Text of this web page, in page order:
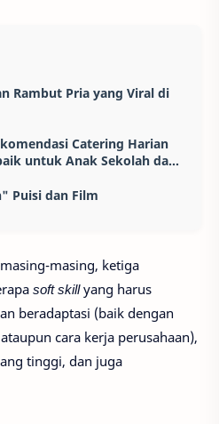
Rambut Pria yang Viral di
Catering Harian
untuk Anak Sekolah dan
Puisi dan Film
masing, ketiga
soft skillyang harus
beradaptasi (baik dengan
cara kerja perusahaan),
tinggi, dan juga